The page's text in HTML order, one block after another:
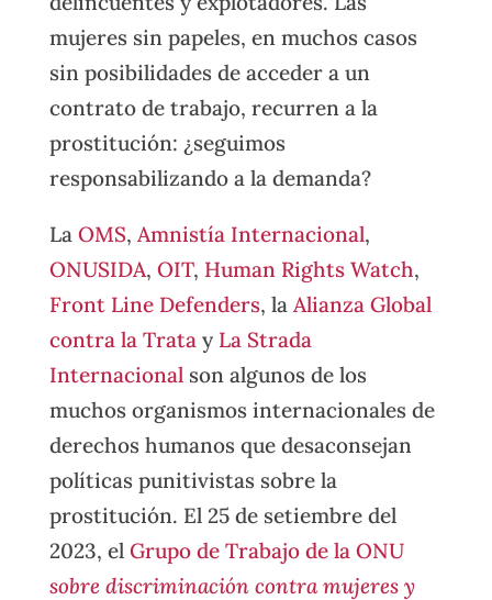
mujeres sin papeles, en muchos casos
sin posibilidades de acceder a un
contrato de trabajo, recurren a la
prostitución: ¿seguimos
responsabilizando a la demanda?
La OMS, Amnistía Internacional,
ONUSIDA, OIT, Human Rights Watch,
Front Line Defenders, la Alianza Global
contra la Tratay La Strada
Internacionalson algunos de los
muchos organismos internacionales de
derechos humanos que desaconsejan
políticas punitivistas sobre la
prostitución. El 25 de setiembre del
2023, el Grupo de Trabajo de la ONU
sobre discriminación contra mujeres y